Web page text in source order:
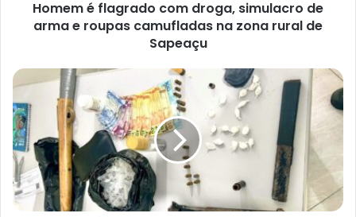
roupas
camufladas
rural
de
Sapeaçu
Homem é flagrado com droga, simulacro de
arma e roupas camufladas na zona rural de
Sapeaçu
Operação
em
Castro
Alves
resulta
na
apreensão